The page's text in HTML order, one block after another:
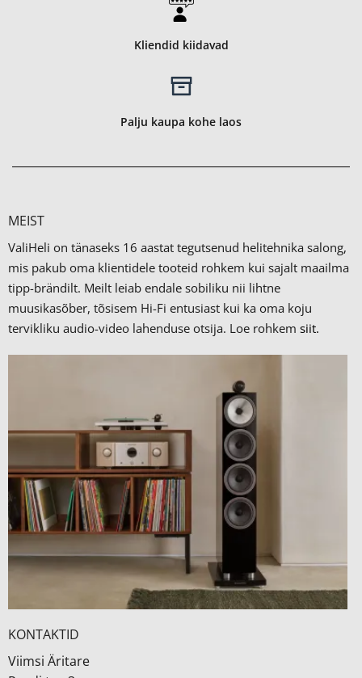
Kliendid kiidavad
Palju kaupa kohe laos
MEIST
ValiHeli on tänaseks 16 aastat tegutsenud helitehnika salong,
mis pakub oma klientidele tooteid rohkem kui sajalt maailma
tipp-brändilt. Meilt leiab endale sobiliku nii lihtne
muusikasõber, tõsisem Hi-Fi entusiast kui ka oma koju
tervikliku audio-video lahenduse otsija. Loe rohkem siit.
KONTAKTID
Viimsi Äritare